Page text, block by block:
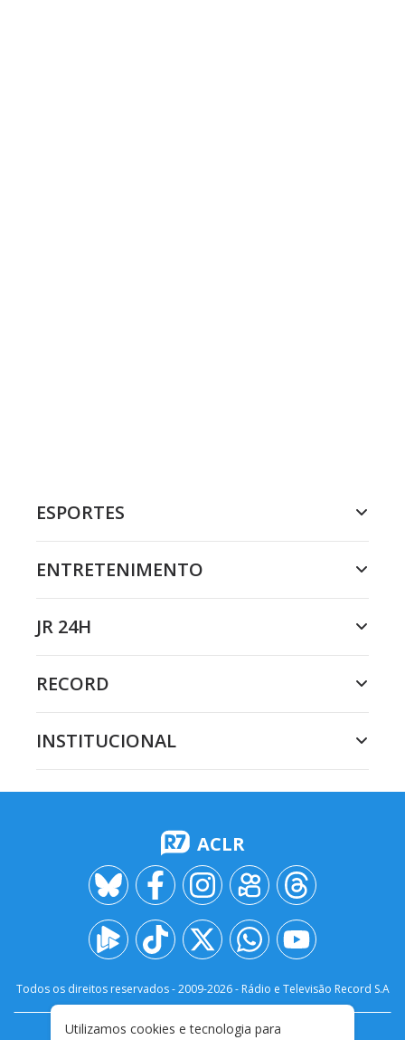
ESPORTES
ENTRETENIMENTO
JR 24H
RECORD
INSTITUCIONAL
ACLR
Todos os direitos reservados - 2009-2026- Rádio e Televisão Record S.A
Utilizamos cookies e tecnologia para